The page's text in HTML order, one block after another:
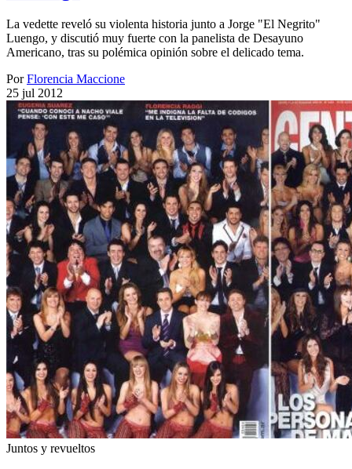
La vedette reveló su violenta historia junto a Jorge "El Negrito"
Luengo, y discutió muy fuerte con la panelista de Desayuno
Americano, tras su polémica opinión sobre el delicado tema.
PorFlorencia Maccione
25 jul 2012
Juntos y revueltos